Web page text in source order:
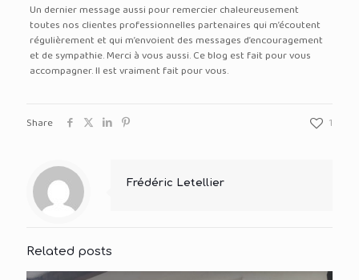
Un dernier message aussi pour remercier chaleureusement
toutes nos clientes professionnelles partenaires qui m’écoutent
régulièrement et qui m’envoient des messages d’encouragement
et de sympathie. Merci à vous aussi. Ce blog est fait pour vous
accompagner. Il est vraiment fait pour vous.
Share 1
Frédéric Letellier
Related posts